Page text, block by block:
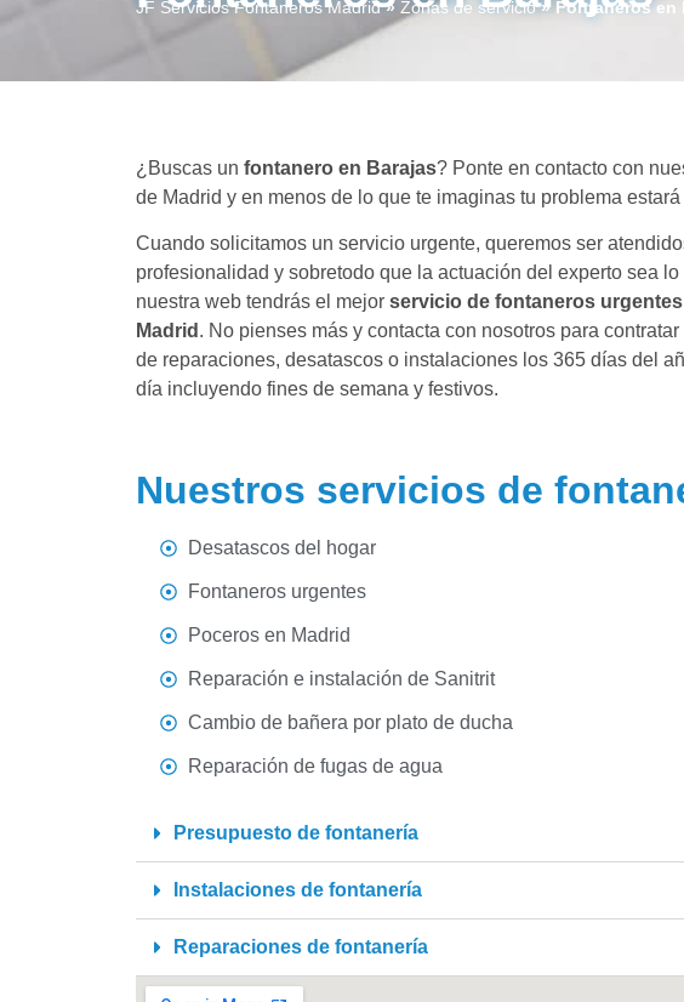
JF Servicios Fontaneros Madrid» Zonas de servicio»Fontaneros en
¿Buscas un fontanero en Barajas? Ponte en contacto con
de Madrid y en menos de lo que te imaginas tu problema
Cuando solicitamos un servicio urgente, queremos ser
profesionalidad y sobretodo que la actuación del experto sea
nuestra web tendrás el mejor servicio de fontaneros
Madrid . No pienses más y contacta con nosotros para
de reparaciones, desatascos o instalaciones los 365 días del
día incluyendo fines de semana y festivos.
Nuestros servicios de
Desatascos del hogar
Fontaneros urgentes
Poceros en Madrid
Reparación e instalación de Sanitrit
Cambio de bañera por plato de ducha
Reparación de fugas de agua
Presupuesto de fontanería
Instalaciones de fontanería
Reparaciones de fontanería